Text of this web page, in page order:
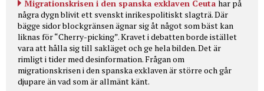
Migrationskrisen i den spanska exklaven Ceuta har på
några dygn blivit ett svenskt inrikespolitiskt slagträ. Där
bägge sidor blockgränsen ägnar sig åt något som bäst kan
liknas för “Cherry-picking”. Kravet i debatten borde istället
vara att hålla sig till sakläget och ge hela bilden. Det är
rimligt i tider med desinformation. Frågan om
migrationskrisen i den spanska exklaven är större och går
djupare än vad som är allmänt känt.